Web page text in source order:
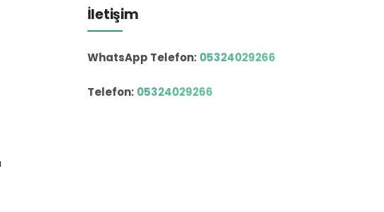
İletişim
WhatsApp Telefon: 05324029266
Telefon: 05324029266